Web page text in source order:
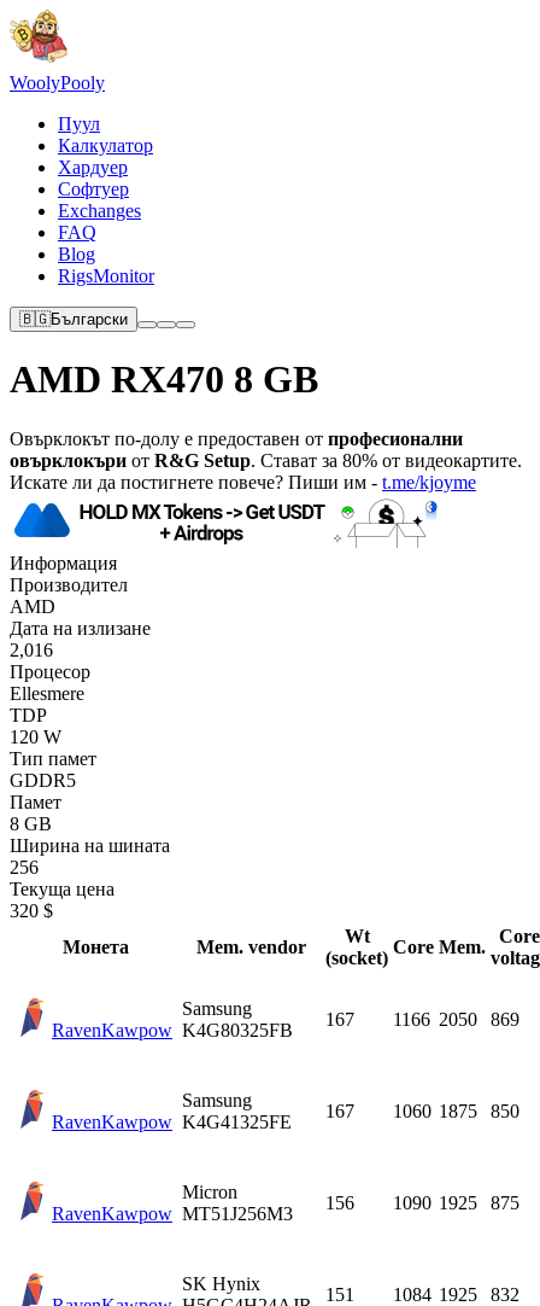
WoolyPooly
Пуул
Калкулатор
Хардуер
Софтуер
Exchanges
FAQ
Blog
RigsMonitor
🇧🇬Български
AMD RX470 8 GB
Овърклокът по-долу е предоставен от професионални
овърклокъри от R&G Setup. Стават за 80% от видеокартите.
Искате ли да постигнете повече? Пиши им - t.me/kjoyme
Информация
Производител
AMD
Дата на излизане
2,016
Процесор
Ellesmere
TDP
120 W
Тип памет
GDDR5
Памет
8 GB
Ширина на шината
256
Текуща цена
320 $
Монета
Mem. vendor
Wt
(socket)
Core Mem.
Core
RavenKawpow
Samsung
K4G80325FB
167 1166 2050 869
RavenKawpow
Samsung
K4G41325FE
167 1060 1875 850
RavenKawpow
Micron
MT51J256M3
156 1090 1925 875
SK Hynix
151 1084 1925 832